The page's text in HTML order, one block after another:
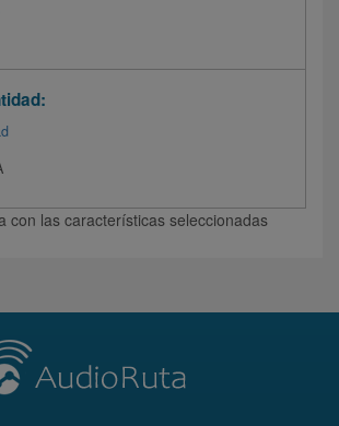
con las características seleccionadas